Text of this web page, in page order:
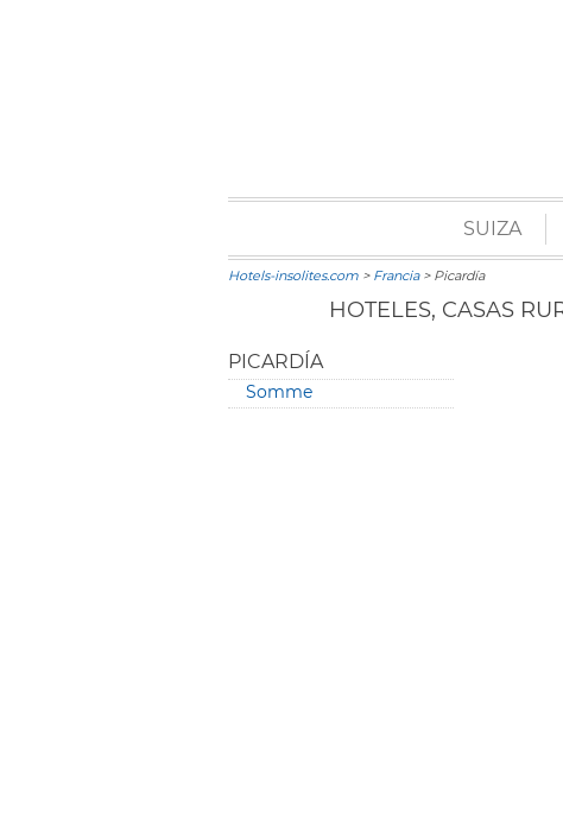
SUIZA
Hotels-insolites.com > Francia> Picardía
HOTELES, CASAS
PICARDÍA
Somme